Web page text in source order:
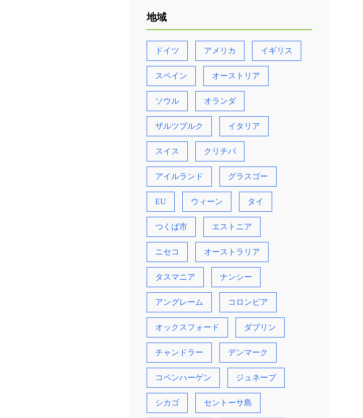
地域
ドイツ アメリカ イギリス
スペイン オーストリア
ソウル オランダ
ザルツブルク イタリア
スイス クリチバ
アイルランド グラスゴー
EU ウィーン タイ
つくば市 エストニア
ニセコ オーストラリア
タスマニア ナンシー
アングレーム コロンビア
オックスフォード ダブリン
チャンドラー デンマーク
コペンハーゲン ジュネーブ
シカゴ セントーサ島